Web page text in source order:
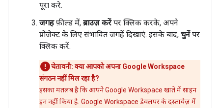
पूरा करे.
जगहफ़ील्ड में, ब्राउज़ करेंपर क्लिक करके, अपने
प्रोजेक्ट के लिए संभावित जगहें दिखाएं. इसके बाद, चुनेंपर
क्लिक करें.
चेतावनी: क्या आपको अपना Google Workspace
संगठन नहीं मिल रहा है?
इसका मतलब है कि आपने Google Workspace खाते में साइन
इन नहीं किया है. Google Workspace डेवलपर के दस्तावेज़ में